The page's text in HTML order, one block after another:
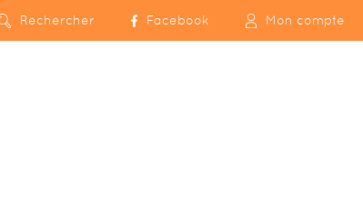
Rechercher Facebook Mon compte